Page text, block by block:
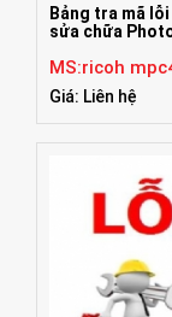
Bảng tra mã
sửa chữa
MS:ricoh
Giá: Liên hệ